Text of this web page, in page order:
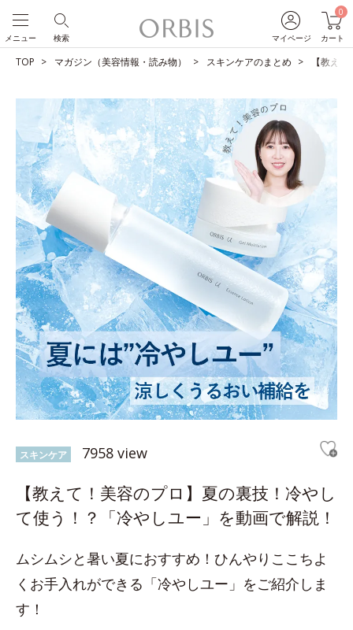
マイページ
0
カート
検索
メニュー
TOP マガジン（美容情報・読み物） スキンケアのまとめ 【教え
スキンケア 7958 view
【教えて！美容のプロ】夏の裏技！冷やし
て使う！？「冷やしユー」を動画で解説！
ムシムシと暑い夏におすすめ！ひんやりここちよ
くお手入れができる「冷やしユー」をご紹介しま
す！